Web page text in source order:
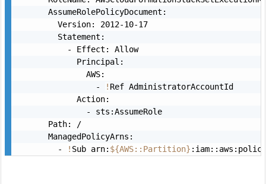
      AssumeRolePolicyDocument:
        Version: 2012-10-17
        Statement:
          - Effect: Allow
            Principal:
              AWS:
                -
! Ref AdministratorAccountId
            Action:
              - sts:AssumeRole
      Path: /
      ManagedPolicyArns:
        -
! Sub arn: ${AWS::Partition}